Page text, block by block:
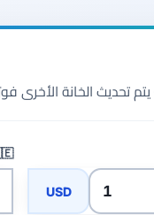
تحديث الخانة الأخرى
USD